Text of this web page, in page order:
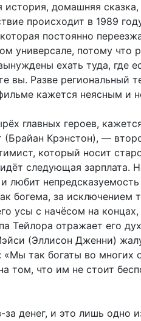
история, домашняя
происходит в 1989
постоянно
универсале, потому что
ехать туда, где
вы. Разве региональный
кажется неясным и
главных героев,
Крэнстон), —
который носит
следующая зарплата.
любит
богема, за исключением
усы с начёсом на
Тейлора отражает его
(Эллисон Дженни)
«Мы так богаты во многих
том, что им не стоит
денег, и это лишь одно